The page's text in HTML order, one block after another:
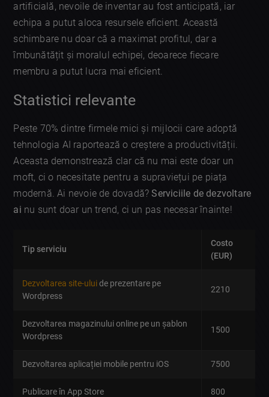
artificială, nevoile de inventar au fost anticipată, iar
echipa a putut aloca resursele eficient. Această
schimbare nu doar că a maximat profitul, dar a
îmbunătățit și moralul echipei, deoarece fiecare
membru a putut lucra mai eficient.
Statistici relevante
Peste 70% dintre firmele mici și mijlocii care adoptă
tehnologia AI raportează o creștere a productivității.
Aceasta demonstrează clar că nu mai este doar un
moft, ci o necesitate pentru a supraviețui pe piața
modernă. Ai nevoie de dovadă? Serviciile de dezvoltare
ai nu sunt doar un trend, ci un pas necesar înainte!
Tip serviciu
Costo
(EUR)
Dezvoltarea site-uluide prezentare pe
Wordpress
2210
Dezvoltarea magazinului online pe un șablon
Wordpress
1500
Dezvoltarea aplicației mobile pentru iOS 7500
Publicare în App Store 800